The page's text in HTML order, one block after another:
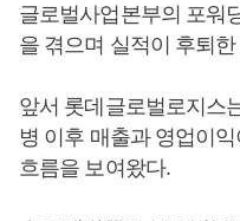
글로벌사업본부의 포워
을 겪으며 실적이 후퇴
앞서 롯데글로벌로지스
병 이후 매출과 영업이
흐름을 보여왔다.